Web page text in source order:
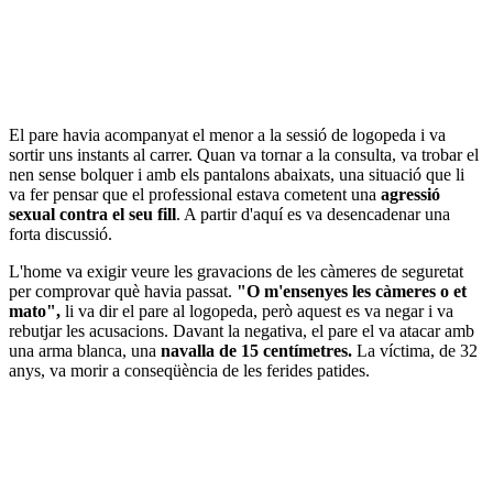
El pare havia acompanyat el menor a la sessió de logopeda i va
sortir uns instants al carrer. Quan va tornar a la consulta, va trobar el
nen sense bolquer i amb els pantalons abaixats, una situació que li
va fer pensar que el professional estava cometent una agressió
sexual contra el seu fill. A partir d'aquí es va desencadenar una
forta discussió.
L'home va exigir veure les gravacions de les càmeres de seguretat
per comprovar què havia passat. "O m'ensenyes les càmeres o et
mato", li va dir el pare al logopeda, però aquest es va negar i va
rebutjar les acusacions. Davant la negativa, el pare el va atacar amb
una arma blanca, una navalla de 15 centímetres. La víctima, de 32
anys, va morir a conseqüència de les ferides patides.